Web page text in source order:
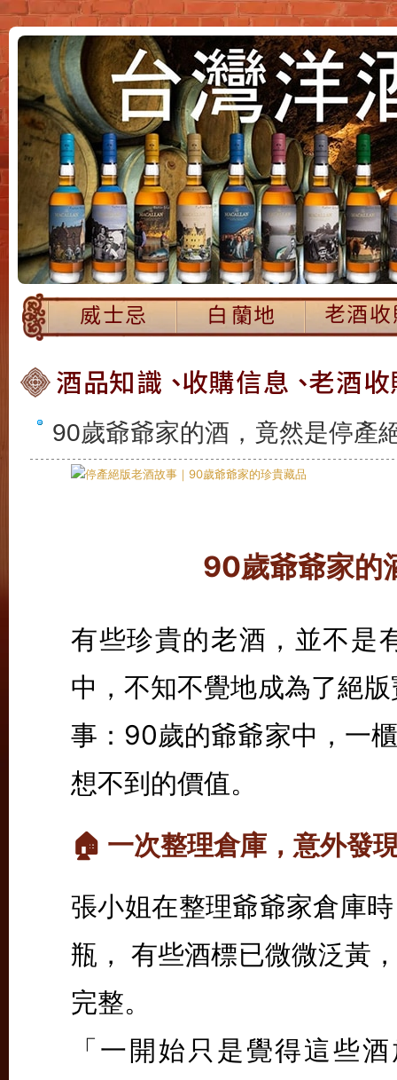
90歲爺爺家的酒，竟然是停產
90歲爺爺家的
有些珍貴的老酒，並不是
中，不知不覺地成為了絕
事：90歲的爺爺家中，一
想不到的價值。
🏠 一次整理倉庫，意外發
張小姐在整理爺爺家倉庫
瓶， 有些酒標已微微泛黃
完整。
「一開始只是覺得這些